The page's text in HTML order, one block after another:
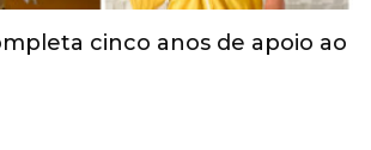
credencia Centro
Ivaiporã